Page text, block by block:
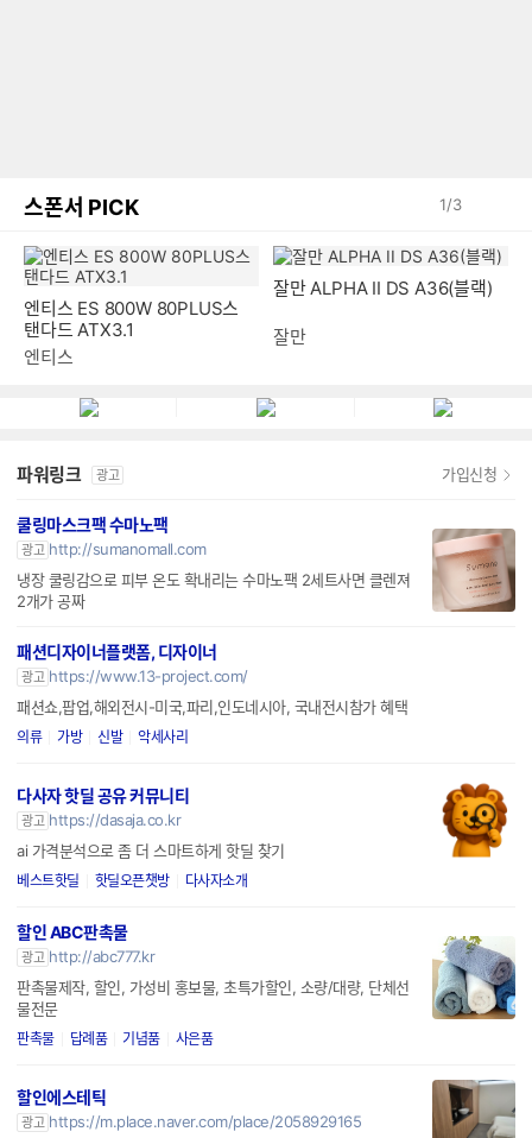
스폰서 PICK 1/3
엔티스 ES 800W 80PLUS스
탠다드 ATX3.1
엔티스
잘만 ALPHA II DS A36(블랙)
쿨링마스크팩 수마노팩
냉장 쿨링감으로 피부 온도 확내리는 수마노팩 2세트사면 클렌져
2개가 공짜
패션디자이너플랫폼, 디자이너
패션쇼,팝업,해외전시-미국,파리,인도네시아, 국내전시참가 혜택
의류 가방 신발 악세사리
ai 가격분석으로 좀 더 스마트하게 핫딜 찾기
베스트핫딜 핫딜오픈챗방 다사자소개
할인 ABC판촉물
판촉물제작, 할인, 가성비 홍보물, 초특가할인, 소량/대량, 단체선
물전문
판촉물 답례품 기념품 사은품
경력자 원장님의 1:1 프라이빗 공간,피부 타입별에 맞춘 맞춤관리